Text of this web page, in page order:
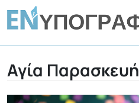
Αγία Παρασκευή